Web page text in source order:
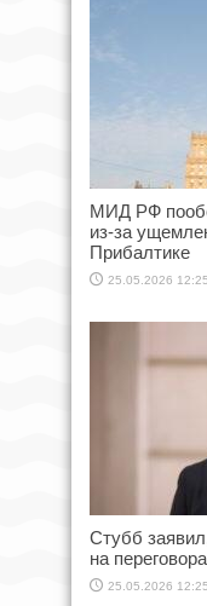
МИД РФ
из-за
Прибалтике
25.05.2026 12:25
Стубб
на
25.05.2026 12:25